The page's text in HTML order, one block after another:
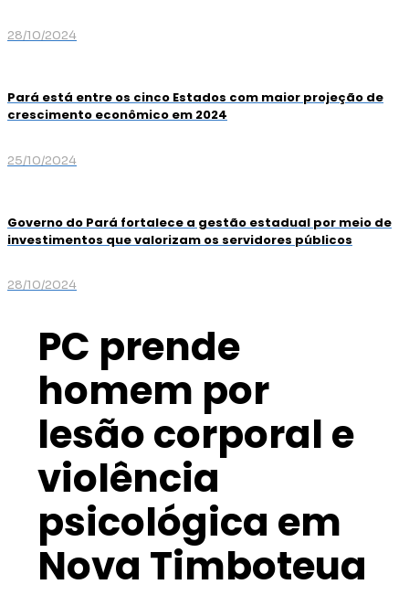
28/10/2024
Pará está entre os cinco Estados com maior projeção de
crescimento econômico em 2024
25/10/2024
Governo do Pará fortalece a gestão estadual por meio de
investimentos que valorizam os servidores públicos
28/10/2024
PC prende
homem por
lesão corporal e
violência
psicológica em
Nova Timboteua